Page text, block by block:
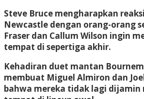
Steve Bruce mengharapkan
Newcastle dengan orang-orang
Fraser dan Callum Wilson ingin
tempat di sepertiga akhir.
Kehadiran duet mantan
membuat Miguel Almiron dan
bahwa mereka tidak lagi dijamin